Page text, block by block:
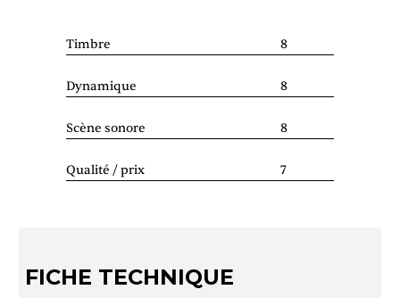
Timbre 8
Dynamique 8
Scène sonore 8
Qualité / prix 7
FICHE TECHNIQUE